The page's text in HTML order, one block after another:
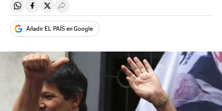
Compartir en Whatsapp
Compartir en Facebook
Compartir en Twitter
Desplegar Redes Sociales
Añadir EL PAÍS en Google